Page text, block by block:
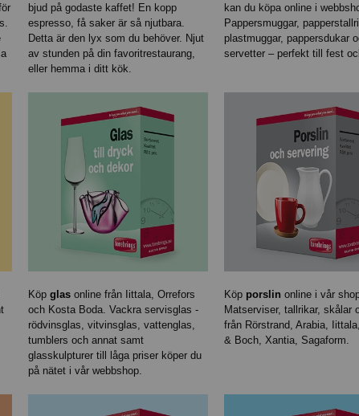
bjud på godaste kaffet! En kopp
espresso, få saker är så njutbara.
Detta är den lyx som du behöver. Njut
av stunden på din favoritrestaurang,
eller hemma i ditt kök.
kan du köpa online i
Pappersmuggar,
plastmuggar, pappersdukar
servetter – perfekt till fest
Köpglasonline från Iittala, Orrefors
och Kosta Boda. Vackra servisglas -
rödvinsglas, vitvinsglas, vattenglas,
tumblers och annat samt
glasskulpturer till låga priser köper du
på nätet i vår webbshop.
Köp porslin online i vår
Matserviser, tallrikar, skålar
från Rörstrand, Arabia,
& Boch, Xantia, Sagaform.